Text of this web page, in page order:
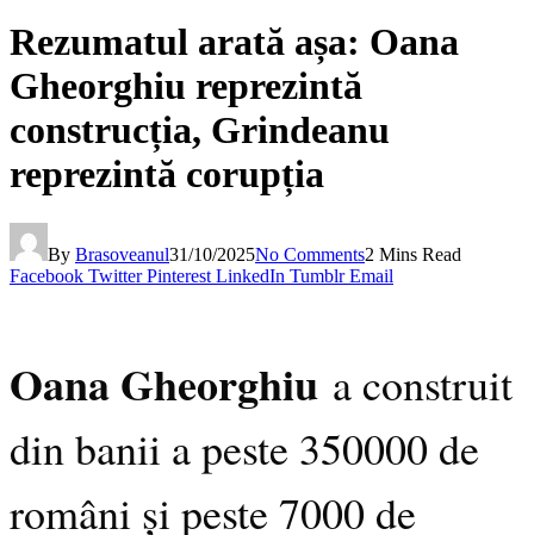
Rezumatul arată așa: Oana
Gheorghiu reprezintă
construcția, Grindeanu
reprezintă corupția
By Brasoveanul31/10/2025No Comments2 Mins Read
Facebook Twitter Pinterest LinkedIn Tumblr Email
Oana Gheorghiu a construit
din banii a peste 350000 de
români și peste 7000 de